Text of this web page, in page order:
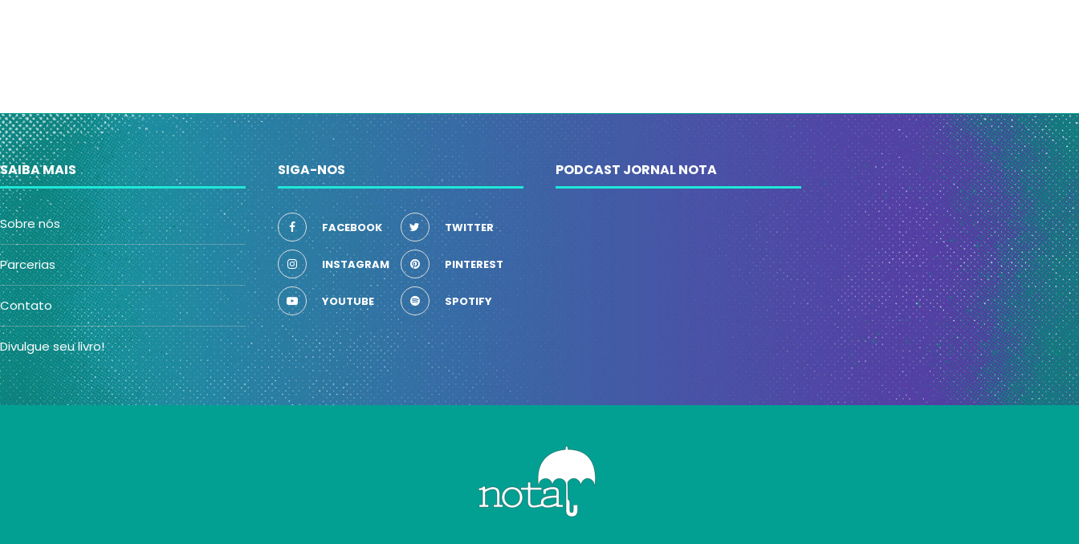
SAIBA MAIS
Sobre nós
Parcerias
Contato
Divulgue seu livro!
SIGA-NOS
FACEBOOK TWITTER
INSTAGRAM PINTEREST
YOUTUBE SPOTIFY
PODCAST JORNAL NOTA